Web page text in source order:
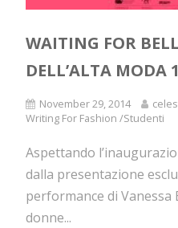
WAITING FOR
DELL’ALTA MODA
November 29, 2014
Writing For Fashion /Studenti
Aspettando
dalla presentazione
performance di Vanessa
donne...